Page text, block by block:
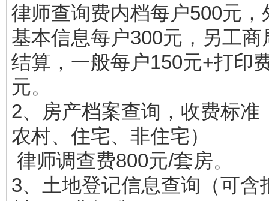
律师查询费内档每户500元，
基本信息每户300元，另工商
结算，一般每户150元+打印
元。
2、房产档案查询，收费标准
农村、住宅、非住宅）
律师调查费800元/套房。
3、土地登记信息查询（可含